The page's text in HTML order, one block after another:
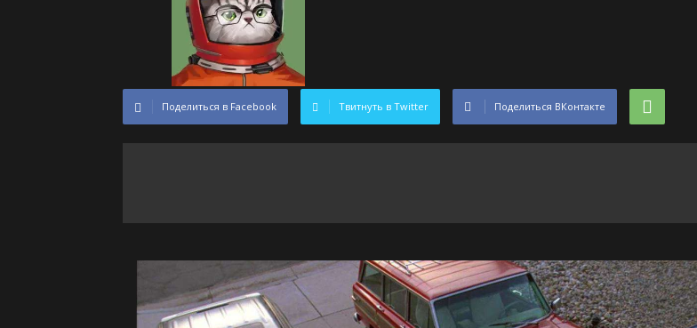
Поделиться в Facebook Твитнуть в Twitter Поделиться ВКонтакте